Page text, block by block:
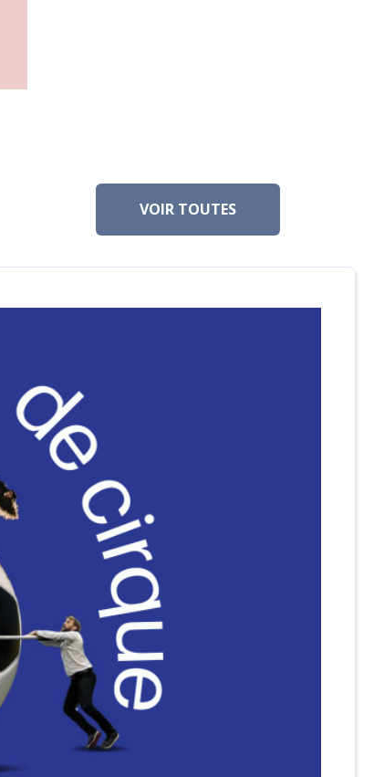
VOIR TOUTES